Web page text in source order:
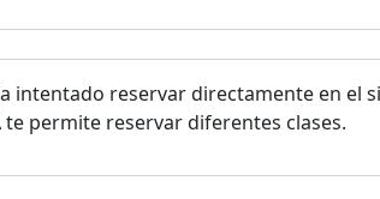
intentado reservar directamente en el
te permite reservar diferentes clases.